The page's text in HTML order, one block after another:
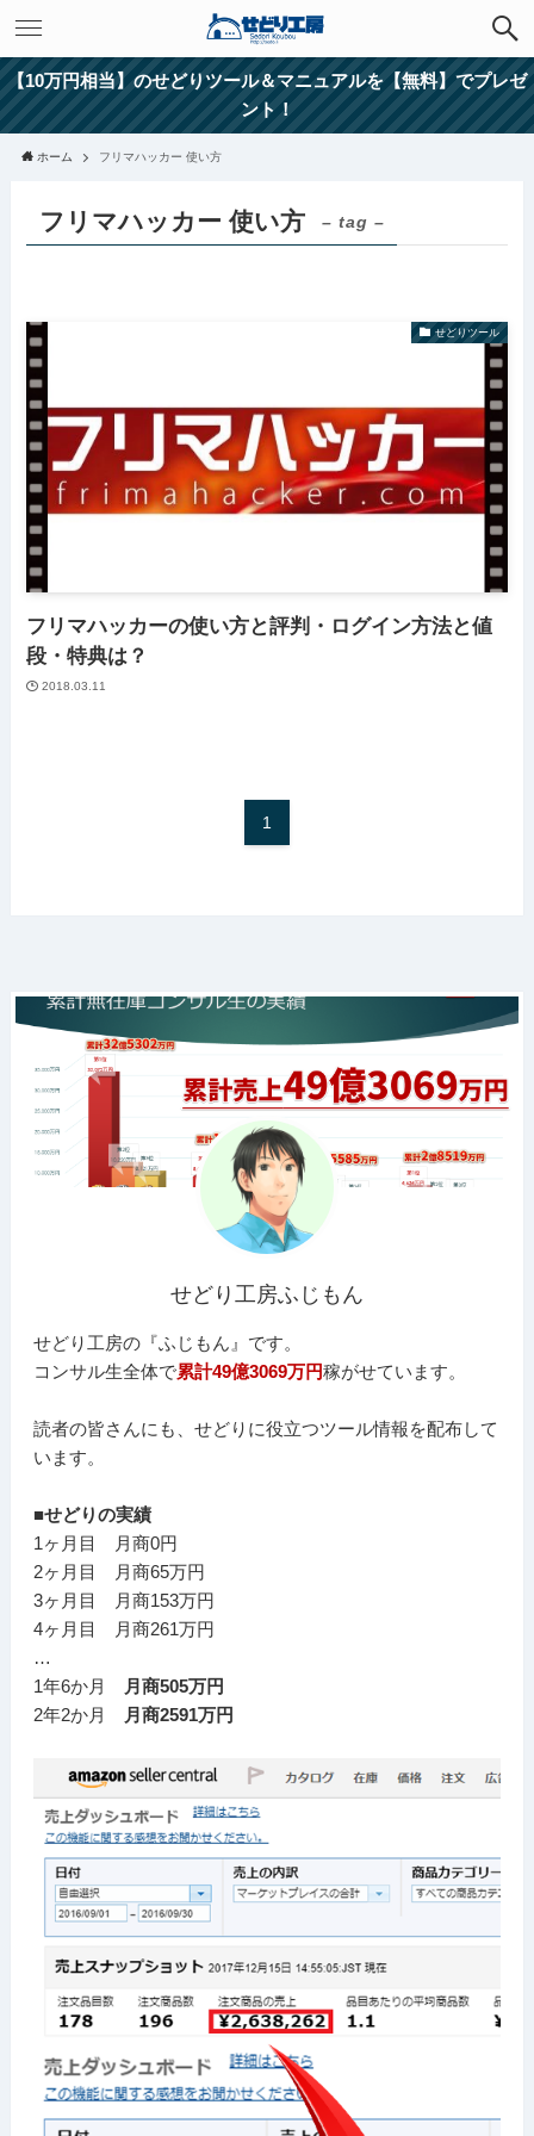
【10万円相当】のせどりツール＆マニュアルを【無料】でプレゼ
ント！
ホーム フリマハッカー 使い方
フリマハッカー 使い方 – tag –
せどりツール
フリマハッカーの使い方と評判・ログイン方法と値
段・特典は？
2018.03.11
1
せどり工房ふじもん
せどり工房の『ふじもん』です。
コンサル生全体で累計49億3069万円稼がせています。
読者の皆さんにも、せどりに役立つツール情報を配布して
います。
■せどりの実績
1ヶ月目 月商0円
2ヶ月目 月商65万円
3ヶ月目 月商153万円
4ヶ月目 月商261万円
…
1年6か月
月商505万円
2年2か月
月商2591万円